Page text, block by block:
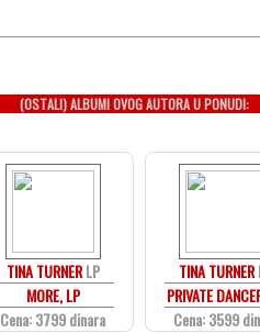
(OSTALI) ALBUMI OVOG AUTORA U PONUDI:
TINA TURNERLP
MORE, LP
Cena: 3799 dinara
TINA TURNER
PRIVATE
Cena: 3599